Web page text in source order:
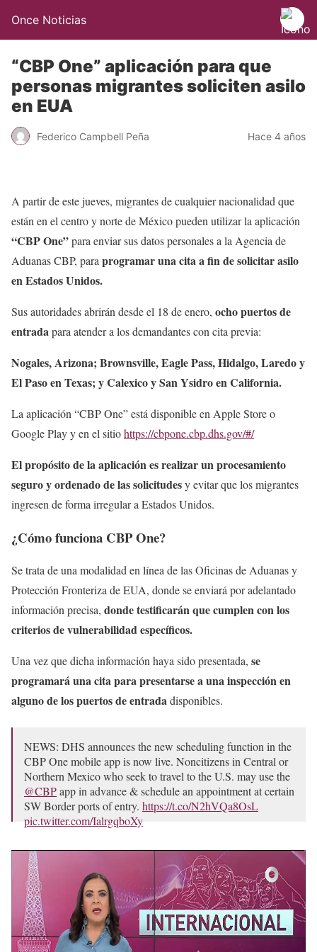
Once Noticias
“CBP One” aplicación para que
personas migrantes soliciten asilo
en EUA
Federico Campbell Peña Hace 4 años
A partir de este jueves, migrantes de cualquier nacionalidad que
están en el centro y norte de México pueden utilizar la aplicación
“CBP One”para enviar sus datos personales a la Agencia de
Aduanas CBP, para programar una cita a fin de solicitar asilo
en Estados Unidos.
Sus autoridades abrirán desde el 18 de enero, ocho puertos de
entradapara atender a los demandantes con cita previa:
Nogales, Arizona; Brownsville, Eagle Pass, Hidalgo, Laredo y
El Paso en Texas; y Calexico y San Ysidro en California.
La aplicación “CBP One” está disponible en Apple Store o
Google Play y en el sitiohttps://cbpone.cbp.dhs.gov/#/
El propósito de la aplicación es realizar un procesamiento
seguro y ordenado de las solicitudesy evitar que los migrantes
ingresen de forma irregular a Estados Unidos.
¿Cómo funciona CBP One?
Se trata de una modalidad en línea de las Oficinas de Aduanas y
Protección Fronteriza de EUA, donde se enviará por adelantado
información precisa, donde testificarán que cumplen con los
criterios de vulnerabilidad específicos.
Una vez que dicha información haya sido presentada, se
programará una cita para presentarse a una inspección en
alguno de los puertos de entradadisponibles.
NEWS: DHS announces the new scheduling function in the
CBP One mobile app is now live. Noncitizens in Central or
Northern Mexico who seek to travel to the U.S. may use the
@CBPapp in advance & schedule an appointment at certain
SW Border ports of entry. https://t.co/N2hVQa8OsL
pic.twitter.com/IalrgqboXy
— Homeland Security (@DHSgov)January 12, 2023